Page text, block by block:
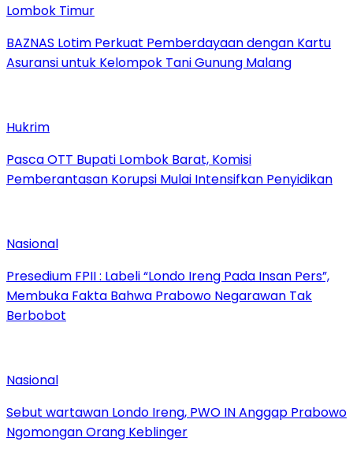
Lombok Timur
BAZNAS Lotim Perkuat Pemberdayaan dengan Kartu
Asuransi untuk Kelompok Tani Gunung Malang
Hukrim
Pasca OTT Bupati Lombok Barat, Komisi
Pemberantasan Korupsi Mulai Intensifkan Penyidikan
Nasional
Presedium FPII : Labeli “Londo Ireng Pada Insan Pers”,
Membuka Fakta Bahwa Prabowo Negarawan Tak
Berbobot
Nasional
Sebut wartawan Londo Ireng, PWO IN Anggap Prabowo
Ngomongan Orang Keblinger